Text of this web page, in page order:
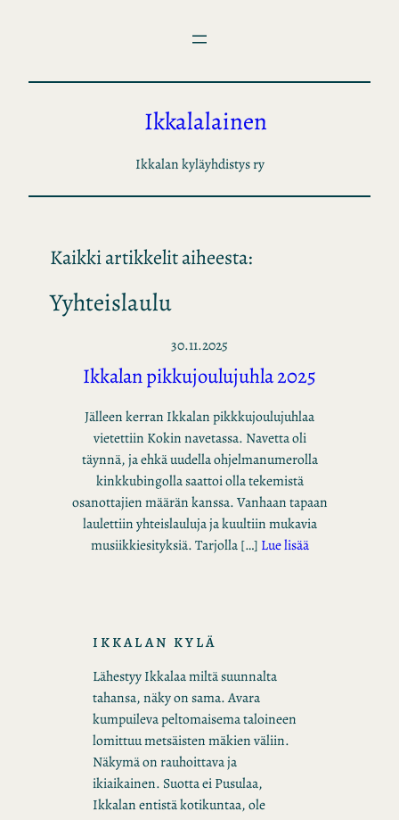
Ikkalalainen
Ikkalan kyläyhdistys ry
Kaikki artikkelit aiheesta:
Yyhteislaulu
30.11.2025
Ikkalan pikkujoulujuhla 2025
Jälleen kerran Ikkalan pikkkujoulujuhlaa
vietettiin Kokin navetassa. Navetta oli
täynnä, ja ehkä uudella ohjelmanumerolla
kinkkubingolla saattoi olla tekemistä
osanottajien määrän kanssa. Vanhaan tapaan
laulettiin yhteislauluja ja kuultiin mukavia
musiikkiesityksiä. Tarjolla […] Lue lisää
IKKALAN KYLÄ
Lähestyy Ikkalaa miltä suunnalta
tahansa, näky on sama. Avara
kumpuileva peltomaisema taloineen
lomittuu metsäisten mäkien väliin.
Näkymä on rauhoittava ja
ikiaikainen. Suotta ei Pusulaa,
Ikkalan entistä kotikuntaa, ole